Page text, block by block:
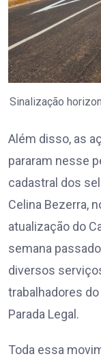
Sinalização
Além disso, as
pararam nesse
cadastral dos
Celina Bezerra,
atualização do
semana
diversos
trabalhadores
Parada Legal.
Toda essa